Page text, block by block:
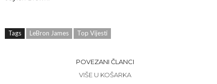
Tags LeBron James Top Vijesti
POVEZANI ČLANCI
VIŠE U KOŠARKA